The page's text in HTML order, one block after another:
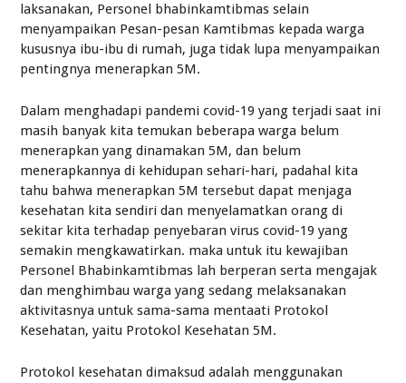
laksanakan, Personel bhabinkamtibmas selain
menyampaikan Pesan-pesan Kamtibmas kepada warga
kususnya ibu-ibu di rumah, juga tidak lupa menyampaikan
pentingnya menerapkan 5M.
Dalam menghadapi pandemi covid-19 yang terjadi saat ini
masih banyak kita temukan beberapa warga belum
menerapkan yang dinamakan 5M, dan belum
menerapkannya di kehidupan sehari-hari, padahal kita
tahu bahwa menerapkan 5M tersebut dapat menjaga
kesehatan kita sendiri dan menyelamatkan orang di
sekitar kita terhadap penyebaran virus covid-19 yang
semakin mengkawatirkan. maka untuk itu kewajiban
Personel Bhabinkamtibmas lah berperan serta mengajak
dan menghimbau warga yang sedang melaksanakan
aktivitasnya untuk sama-sama mentaati Protokol
Kesehatan, yaitu Protokol Kesehatan 5M.
Protokol kesehatan dimaksud adalah menggunakan